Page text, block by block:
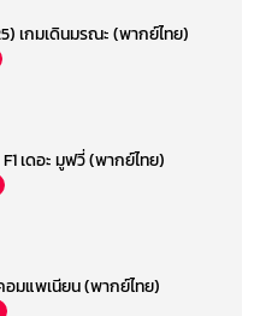
เกมเดินมรณะ (พากย์ไทย)
เดอะ มูฟวี่ (พากย์ไทย)
มแพเนียน (พากย์ไทย)